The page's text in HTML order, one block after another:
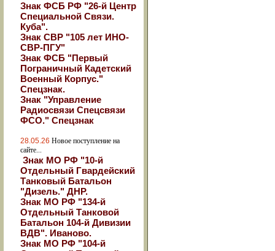
Знак ФСБ РФ "26-й Центр
Специальной Связи.
Куба".
Знак СВР "105 лет ИНО-
СВР-ПГУ"
Знак ФСБ "Первый
Пограничный Кадетский
Военный Корпус."
Спецзнак.
Знак "Управление
Радиосвязи Спецсвязи
ФСО." Спецзнак
28.05.26 Новое поступление на
сайте...
Знак МО РФ "10-й
Отдельный Гвардейский
Танковый Батальон
"Дизель." ДНР.
Знак МО РФ "134-й
Отдельный Танковой
Батальон 104-й Дивизии
ВДВ". Иваново.
Знак МО РФ "104-й